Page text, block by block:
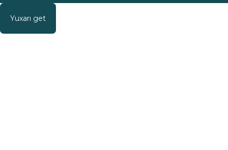
Yuxarı get